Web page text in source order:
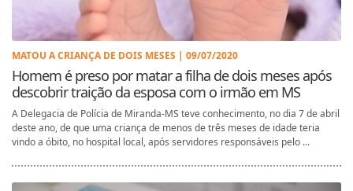
MATOU A CRIANÇA DE DOIS MESES | 09/07/2020
Homem é preso por matar a filha de dois meses após
descobrir traição da esposa com o irmão em MS
A Delegacia de Polícia de Miranda-MS teve conhecimento, no dia 7 de abril
deste ano, de que uma criança de menos de três meses de idade teria
vindo a óbito, no hospital local, após servidores responsáveis pelo ...